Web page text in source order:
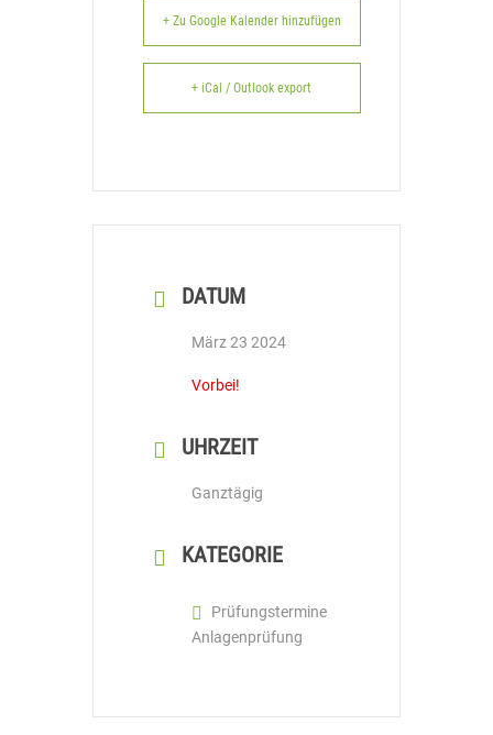
+ Zu Google Kalender hinzufügen
+ iCal / Outlook export
DATUM
März 23 2024
Vorbei!
UHRZEIT
Ganztägig
KATEGORIE
Prüfungstermine
Anlagenprüfung